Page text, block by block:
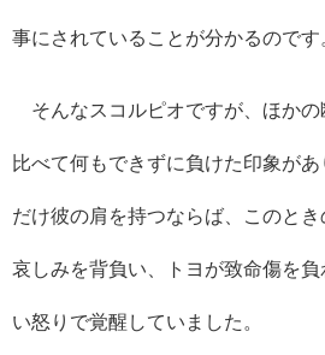
事にされていることが分かるのです
そんなスコルピオですが、ほかの
比べて何もできずに負けた印象が
だけ彼の肩を持つならば、このと
哀しみを背負い、トヨが致命傷を
い怒りで覚醒していました。